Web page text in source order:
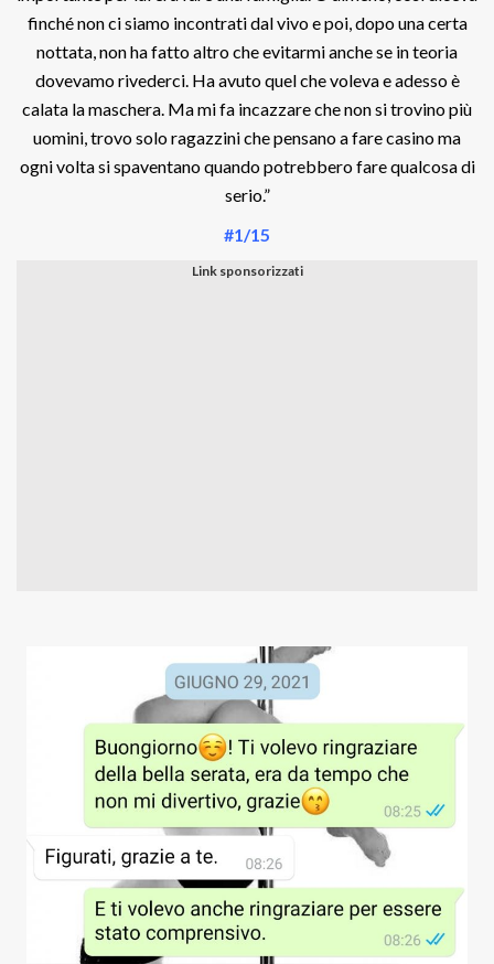
finché non ci siamo incontrati dal vivo e poi, dopo una certa
nottata, non ha fatto altro che evitarmi anche se in teoria
dovevamo rivederci. Ha avuto quel che voleva e adesso è
calata la maschera. Ma mi fa incazzare che non si trovino più
uomini, trovo solo ragazzini che pensano a fare casino ma
ogni volta si spaventano quando potrebbero fare qualcosa di
serio.”
#1/15